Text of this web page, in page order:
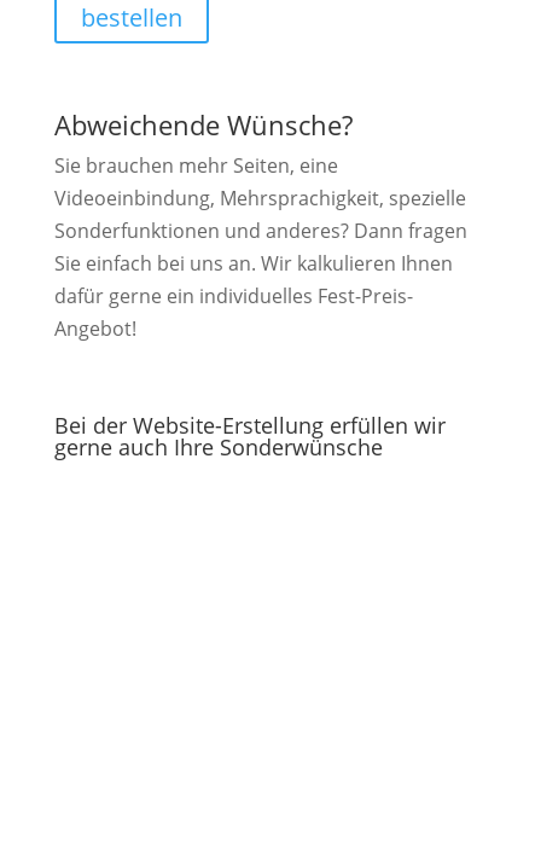
bestellen
Abweichende Wünsche?
Sie brauchen mehr Seiten, eine
Videoeinbindung, Mehrsprachigkeit, spezielle
Sonderfunktionen und anderes? Dann fragen
Sie einfach bei uns an. Wir kalkulieren Ihnen
dafür gerne ein individuelles Fest-Preis-
Angebot!
Bei der Website-Erstellung erfüllen wir
gerne auch Ihre Sonderwünsche